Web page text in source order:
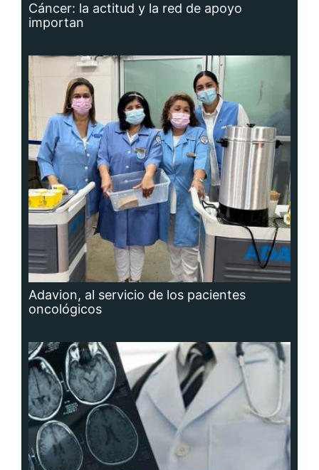
Cáncer: la actitud y la red de apoyo
importan
Adavion, al servicio de los pacientes
oncológicos